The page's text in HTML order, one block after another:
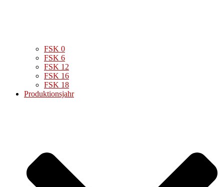
FSK 0
FSK 6
FSK 12
FSK 16
FSK 18
Produktionsjahr